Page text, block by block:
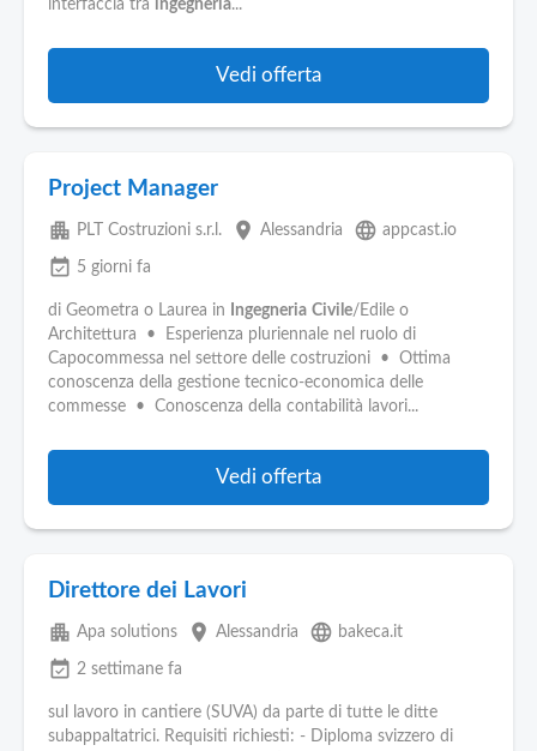
interfaccia tra ingegneria...
Vedi offerta
Project Manager
apartment PLT Costruzioni s.r.l. place Alessandria language appcast.io
event_available 5 giorni fa
di Geometra o Laurea in Ingegneria Civile/Edile o
Architettura • Esperienza pluriennale nel ruolo di
Capocommessa nel settore delle costruzioni • Ottima
conoscenza della gestione tecnico-economica delle
commesse • Conoscenza della contabilità lavori...
Vedi offerta
Direttore dei Lavori
apartment Apa solutions place Alessandria language bakeca.it
event_available 2 settimane fa
sul lavoro in cantiere (SUVA) da parte di tutte le ditte
subappaltatrici. Requisiti richiesti: - Diploma svizzero di